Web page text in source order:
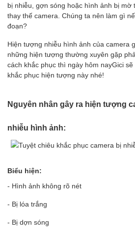
bị nhiễu, gợn sóng hoặc hình ảnh bị mờ
thay thế camera. Chúng ta nên làm gì
đoạn?
Hiện tượng nhiễu hình ảnh của camera
những hiện tượng thường xuyên gặp
cách khắc phục thì ngày hôm nayGici
khắc phục hiện tượng này nhé!
Nguyên nhân gây ra hiện tượng
nhiễu hình ảnh:
Biểu hiện:
- Hình ảnh không rõ nét
- Bị lóa trắng
- Bị dợn sóng